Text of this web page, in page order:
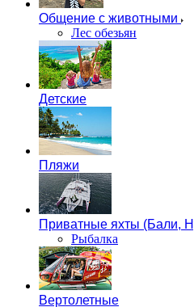
Общение с животными
Лес обезьян
Детские
Пляжи
Приватные яхты (Бали,
Рыбалка
Вертолетные